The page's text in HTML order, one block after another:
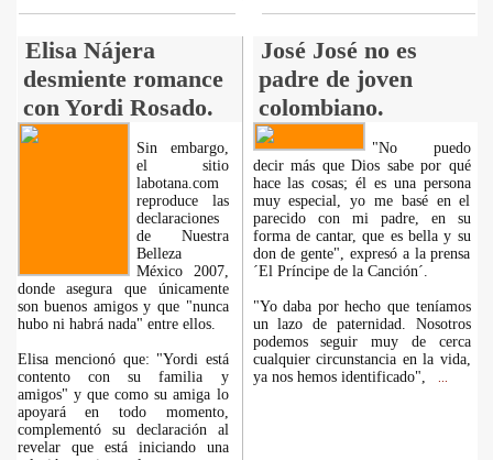
Elisa Nájera
desmiente romance
con Yordi Rosado.
José José no es
padre de joven
colombiano.
Sin embargo,
el sitio
labotana.com
reproduce las
declaraciones
de Nuestra
Belleza
México 2007,
donde asegura que únicamente
son buenos amigos y que "nunca
hubo ni habrá nada" entre ellos.
Elisa mencionó que: "Yordi está
contento con su familia y
amigos" y que como su amiga lo
apoyará en todo momento,
complementó su declaración al
revelar que está iniciando una
"No puedo
decir más que Dios sabe por qué
hace las cosas; él es una persona
muy especial, yo me basé en el
parecido con mi padre, en su
forma de cantar, que es bella y su
don de gente", expresó a la prensa
´El Príncipe de la Canción´.
"Yo daba por hecho que teníamos
un lazo de paternidad. Nosotros
podemos seguir muy de cerca
cualquier circunstancia en la vida,
ya nos hemos identificado",